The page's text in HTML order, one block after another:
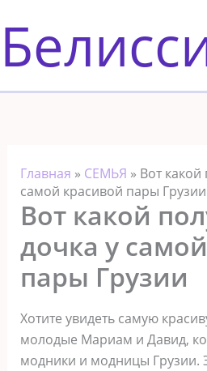
к
содержимому
Главная » СЕМЬЯ » Вот какой
самой красивой пары Грузии
Вот какой
дочка у
пары Грузии
Хотите увидеть самую
молодые Мариам и Давид,
модники и модницы Грузии.